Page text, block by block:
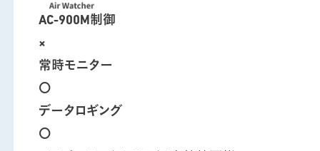
AC-900M制御
×
常時モニター
〇
データロギング
〇